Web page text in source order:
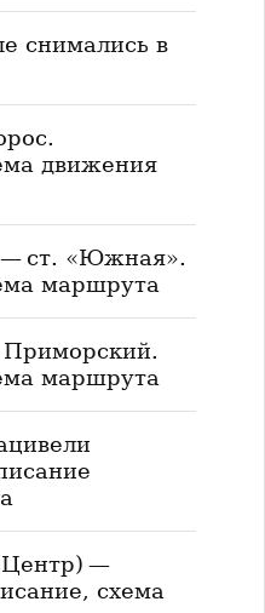
снимались в
движения
ст. «Южная».
маршрута
маршрута
—
схема